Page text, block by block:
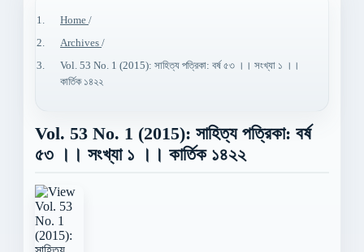
Home /
Archives /
Vol. 53 No. 1 (2015): সাহিত্য পত্রিকা: বর্ষ ৫৩ ।। সংখ্যা ১ ।।
কার্তিক ১৪২২
Vol. 53 No. 1 (2015): সাহিত্য পত্রিকা: বর্ষ
৫৩ ।। সংখ্যা ১ ।। কার্তিক ১৪২২